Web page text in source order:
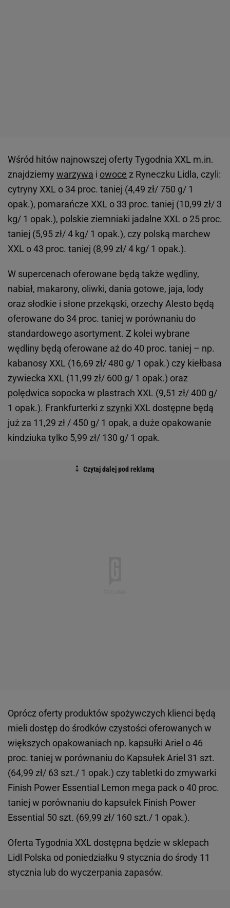
Wśród hitów najnowszej oferty Tygodnia XXL m.in.
znajdziemy warzywa i owoce z Ryneczku Lidla, czyli:
cytryny XXL o 34 proc. taniej (4,49 zł/ 750 g/ 1
opak.), pomarańcze XXL o 33 proc. taniej (10,99 zł/ 3
kg/ 1 opak.), polskie ziemniaki jadalne XXL o 25 proc.
taniej (5,95 zł/ 4 kg/ 1 opak.), czy polską marchew
XXL o 43 proc. taniej (8,99 zł/ 4 kg/ 1 opak.).
W supercenach oferowane będą także wędliny,
nabiał, makarony, oliwki, dania gotowe, jaja, lody
oraz słodkie i słone przekąski, orzechy Alesto będą
oferowane do 34 proc. taniej w porównaniu do
standardowego asortyment. Z kolei wybrane
wędliny będą oferowane aż do 40 proc. taniej – np.
kabanosy XXL (16,69 zł/ 480 g/ 1 opak.) czy kiełbasa
żywiecka XXL (11,99 zł/ 600 g/ 1 opak.) oraz
polędwica sopocka w plastrach XXL (9,51 zł/ 400 g/
1 opak.). Frankfurterki z szynki XXL dostępne będą
już za 11,29 zł / 450 g/ 1 opak, a duże opakowanie
kindziuka tylko 5,99 zł/ 130 g/ 1 opak.
Oprócz oferty produktów spożywczych klienci będą
mieli dostęp do środków czystości oferowanych w
większych opakowaniach np. kapsułki Ariel o 46
proc. taniej w porównaniu do Kapsułek Ariel 31 szt.
(64,99 zł/ 63 szt./ 1 opak.) czy tabletki do zmywarki
Finish Power Essential Lemon mega pack o 40 proc.
taniej w porównaniu do kapsułek Finish Power
Essential 50 szt. (69,99 zł/ 160 szt./ 1 opak.).
Oferta Tygodnia XXL dostępna będzie w sklepach
Lidl Polska od poniedziałku 9 stycznia do środy 11
stycznia lub do wyczerpania zapasów.